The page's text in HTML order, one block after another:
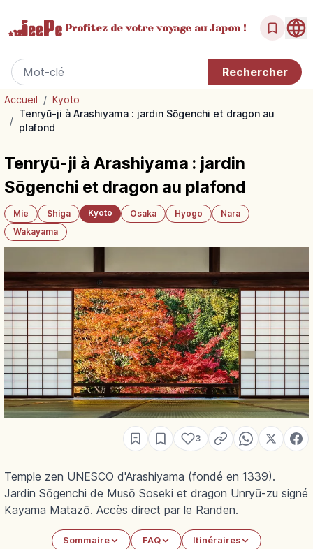
Profitez de votrevoyage au Japon !
Accueil / Kyoto
/
Tenryū-ji à Arashiyama : jardin Sōgenchi et dragon au
plafond
Tenryū-ji à Arashiyama : jardin
Sōgenchi et dragon au plafond
Mie Shiga Kyoto Osaka Hyogo
Nara
Wakayama
3
Temple zen UNESCO d'Arashiyama (fondé en 1339).
Jardin Sōgenchi de Musō Soseki et dragon Unryū-zu signé
Kayama Matazō. Accès direct par le Randen.
Sommaire FAQ Itinéraires